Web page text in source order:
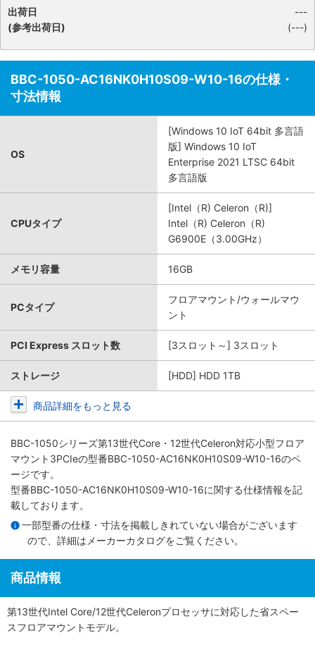
出荷日
(参考出荷日)
---
(---)
BBC-1050-AC16NK0H10S09-W10-16の仕様・
寸法情報
OS
[Windows 10 IoT 64bit 多言語
版] Windows 10 IoT
Enterprise 2021 LTSC 64bit
多言語版
CPUタイプ
[Intel（R) Celeron（R)]
Intel（R) Celeron（R)
G6900E（3.00GHz）
メモリ容量 16GB
PCタイプ
フロアマウント/ウォールマウ
ント
PCI Express スロット数 [3スロット～] 3スロット
ストレージ [HDD] HDD 1TB
商品詳細をもっと見る
BBC-1050シリーズ第13世代Core・12世代Celeron対応小型フロア
マウント3PCIeの型番BBC-1050-AC16NK0H10S09-W10-16のペ
ージです。
型番BBC-1050-AC16NK0H10S09-W10-16に関する仕様情報を記
載しております。
一部型番の仕様・寸法を掲載しきれていない場合がございます
ので、詳細は メーカーカタログをご覧ください。
商品情報
第13世代Intel Core/12世代Celeronプロセッサに対応した省スペー
スフロアマウントモデル。